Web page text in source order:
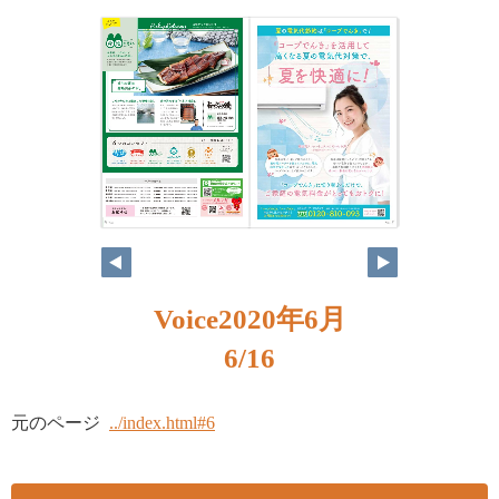
6 7
Voice2020年6月
6/16
元のページ ../index.html#6